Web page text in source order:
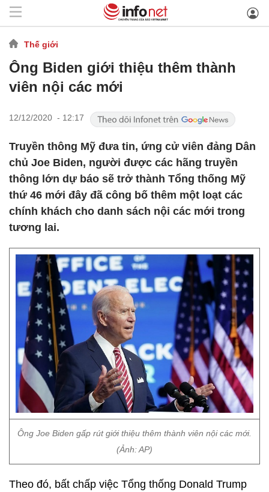
Thế giới
Ông Biden giới thiệu thêm thành
viên nội các mới
12/12/2020 - 12:17
Truyền thông Mỹ đưa tin, ứng cử viên đảng Dân
chủ Joe Biden, người được các hãng truyền
thông lớn dự báo sẽ trở thành Tổng thống Mỹ
thứ 46 mới đây đã công bố thêm một loạt các
chính khách cho danh sách nội các mới trong
tương lai.
Ông Joe Biden gấp rút giới thiệu thêm thành viên nội các mới.
(Ảnh: AP)
Theo đó, bất chấp việc Tổng thống Donald Trump